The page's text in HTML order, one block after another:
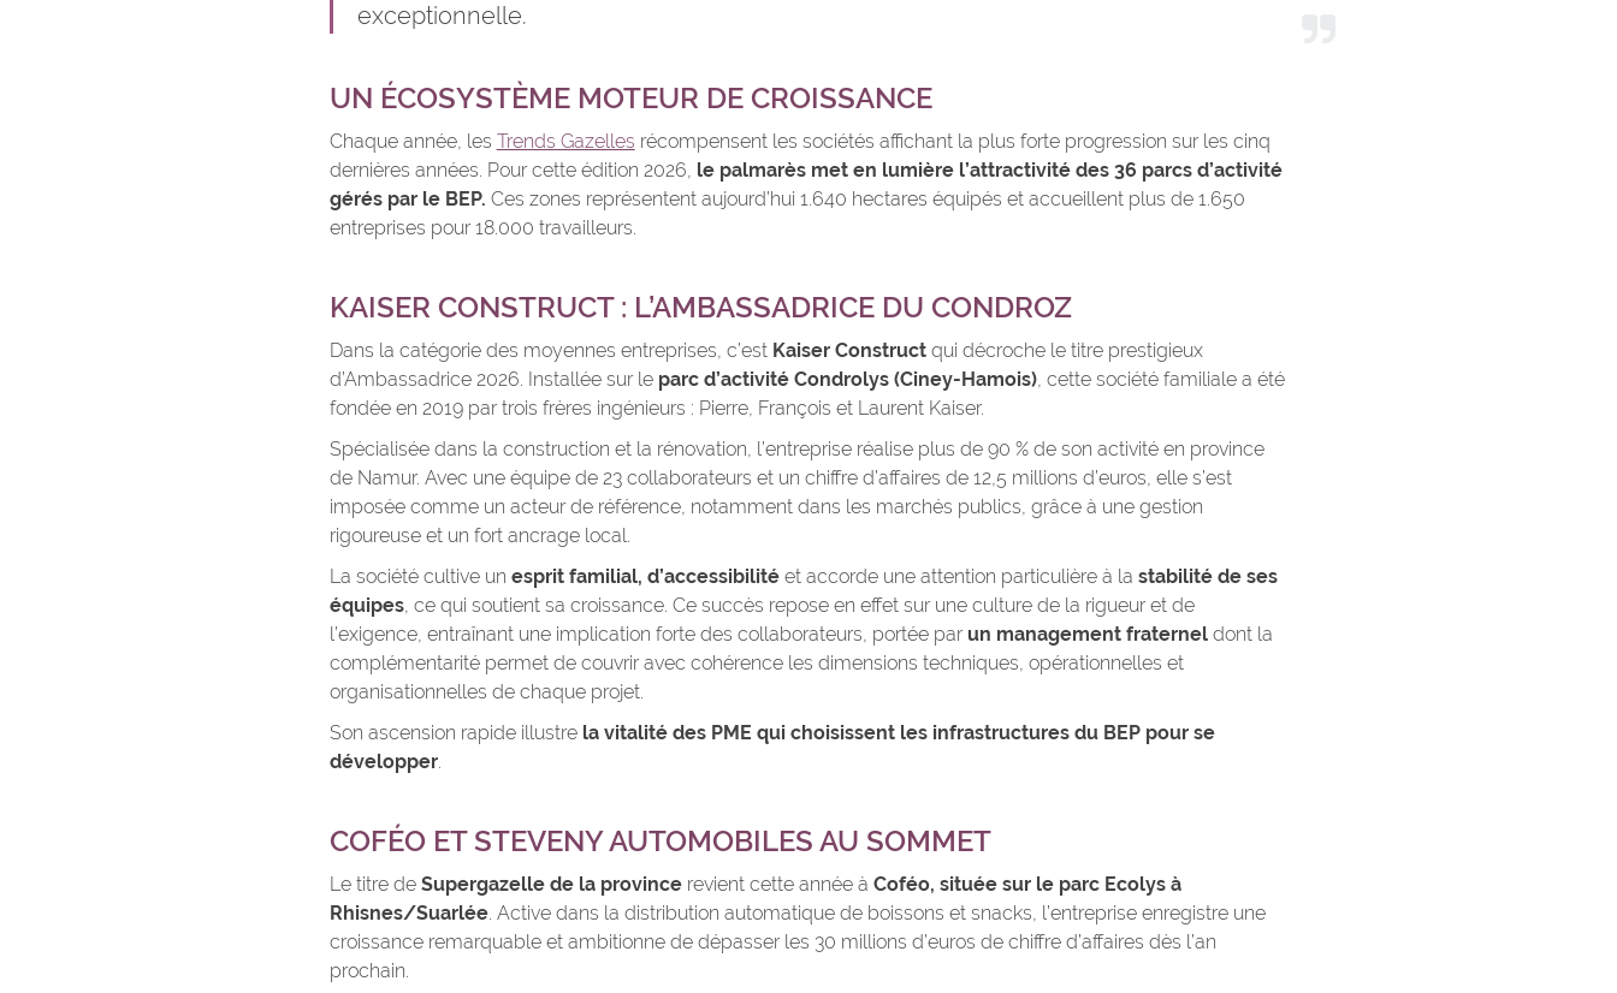
exceptionnelle.
UN ÉCOSYSTÈME MOTEUR DE CROISSANCE
Chaque année, les Trends Gazelles récompensent les sociétés affichant la plus forte progression sur les cinq
dernières années. Pour cette édition 2026, le palmarès met en lumière l’attractivité des 36 parcs d’activité
gérés par le BEP. Ces zones représentent aujourd’hui 1.640 hectares équipés et accueillent plus de 1.650
entreprises pour 18.000 travailleurs.
KAISER CONSTRUCT : L’AMBASSADRICE DU CONDROZ
Dans la catégorie des moyennes entreprises, c’est Kaiser Constructqui décroche le titre prestigieux
d’Ambassadrice 2026. Installée sur le parc d’activité Condrolys (Ciney-Hamois), cette société familiale a été
fondée en 2019 par trois frères ingénieurs : Pierre, François et Laurent Kaiser.
Spécialisée dans la construction et la rénovation, l’entreprise réalise plus de 90 % de son activité en province
de Namur. Avec une équipe de 23 collaborateurs et un chiffre d’affaires de 12,5 millions d’euros, elle s’est
imposée comme un acteur de référence, notamment dans les marchés publics, grâce à une gestion
rigoureuse et un fort ancrage local.
La société cultive un esprit familial, d’accessibilitéet accorde une attention particulière à la stabilité de ses
équipes, ce qui soutient sa croissance. Ce succès repose en effet sur une culture de la rigueur et de
l’exigence, entraînant une implication forte des collaborateurs, portée par un management fraterneldont la
complémentarité permet de couvrir avec cohérence les dimensions techniques, opérationnelles et
organisationnelles de chaque projet.
Son ascension rapide illustre la vitalité des PME qui choisissent les infrastructures du BEP pour se
développer.
COFÉO ET STEVENY AUTOMOBILES AU SOMMET
Le titre de Supergazelle de la provincerevient cette année à Coféo, située sur le parc Ecolys à
Rhisnes/Suarlée. Active dans la distribution automatique de boissons et snacks, l’entreprise enregistre une
croissance remarquable et ambitionne de dépasser les 30 millions d’euros de chiffre d’affaires dès l’an
prochain.